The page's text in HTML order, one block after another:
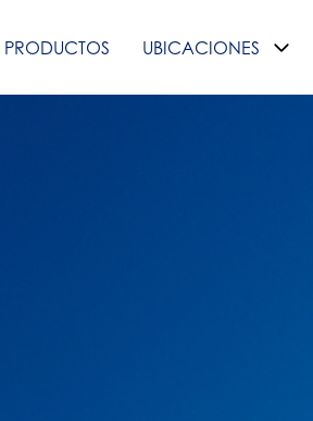
PRODUCTOS UBICACIONES